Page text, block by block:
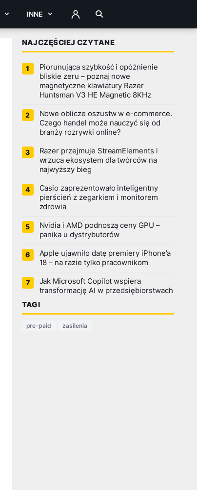
INNE ZALOGUJ
NAJCZĘŚCIEJ CZYTANE
Piorunująca szybkość i opóźnienie
bliskie zeru – poznaj nowe
magnetyczne klawiatury Razer
Huntsman V3 HE Magnetic 8KHz
Nowe oblicze oszustw w e-commerce.
Czego handel może nauczyć się od
branży rozrywki online?
Razer przejmuje StreamElements i
wrzuca ekosystem dla twórców na
najwyższy bieg
Casio zaprezentowało inteligentny
pierścień z zegarkiem i monitorem
zdrowia
Nvidia i AMD podnoszą ceny GPU –
panika u dystrybutorów
Apple ujawniło datę premiery iPhone’a
18 – na razie tylko pracownikom
Jak Microsoft Copilot wspiera
transformację AI w przedsiębiorstwach
TAGI
pre-paid zasilenia